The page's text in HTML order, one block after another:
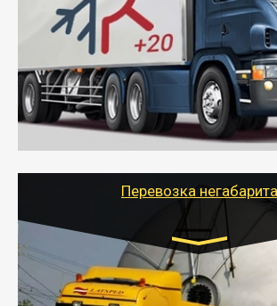
от 6000 руб.
- Рефрижераторные перевозки грузов
соблюдением температурного
термописцем, санитарной обработкой
книжкой у водителя.
- Тайгер Логистик поможет быстро
скоропортящиеся продукты в любой
Перевозка негабарита
Цена за км.
индивидуально